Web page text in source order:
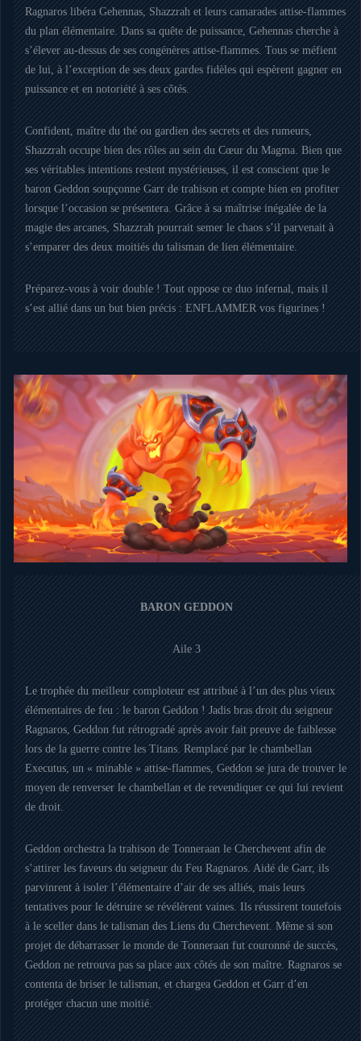
Ragnaros libéra Gehennas, Shazzrah et leurs camarades attise-flammes
du plan élémentaire. Dans sa quête de puissance, Gehennas cherche à
s’élever au-dessus de ses congénères attise-flammes. Tous se méfient
de lui, à l’exception de ses deux gardes fidèles qui espèrent gagner en
puissance et en notoriété à ses côtés.
Confident, maître du thé ou gardien des secrets et des rumeurs,
Shazzrah occupe bien des rôles au sein du Cœur du Magma. Bien que
ses véritables intentions restent mystérieuses, il est conscient que le
baron Geddon soupçonne Garr de trahison et compte bien en profiter
lorsque l’occasion se présentera. Grâce à sa maîtrise inégalée de la
magie des arcanes, Shazzrah pourrait semer le chaos s’il parvenait à
s’emparer des deux moitiés du talisman de lien élémentaire.
Préparez-vous à voir double ! Tout oppose ce duo infernal, mais il
s’est allié dans un but bien précis : ENFLAMMER vos figurines !
BARON GEDDON
Aile 3
Le trophée du meilleur comploteur est attribué à l’un des plus vieux
élémentaires de feu : le baron Geddon ! Jadis bras droit du seigneur
Ragnaros, Geddon fut rétrogradé après avoir fait preuve de faiblesse
lors de la guerre contre les Titans. Remplacé par le chambellan
Executus, un « minable » attise-flammes, Geddon se jura de trouver le
moyen de renverser le chambellan et de revendiquer ce qui lui revient
de droit.
Geddon orchestra la trahison de Tonneraan le Cherchevent afin de
s’attirer les faveurs du seigneur du Feu Ragnaros. Aidé de Garr, ils
parvinrent à isoler l’élémentaire d’air de ses alliés, mais leurs
tentatives pour le détruire se révélèrent vaines. Ils réussirent toutefois
à le sceller dans le talisman des Liens du Cherchevent. Même si son
projet de débarrasser le monde de Tonneraan fut couronné de succès,
Geddon ne retrouva pas sa place aux côtés de son maître. Ragnaros se
contenta de briser le talisman, et chargea Geddon et Garr d’en
protéger chacun une moitié.